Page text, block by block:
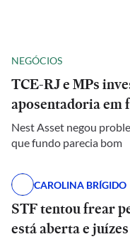
NEGÓCIOS
TCE-RJ e MPs
aposentadoria
Nest Asset negou
que fundo parecia bom
CAROLINA BRÍGIDO
STF tentou frear
está aberta e